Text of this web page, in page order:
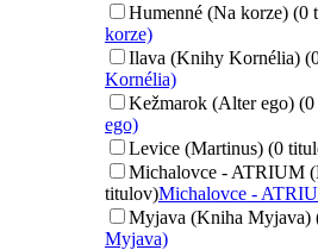
Humenné (Na korze) (0
korze)
Ilava (Knihy Kornélia)
Kornélia)
Kežmarok (Alter ego)
ego)
Levice (Martinus) (0
Michalovce - ATRIUM
titulov)Michalovce -
Myjava (Kniha Myjava)
Myjava)